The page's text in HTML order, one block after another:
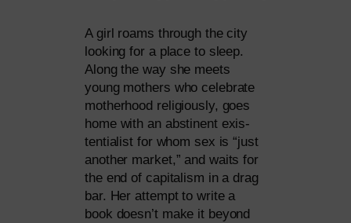
A girl roams through the city
loo­king for a place to sleep.
Along the way she meets
young mothers who cele­bra­te
mother­hood reli­gious­ly, goes
home with an abs­ti­nent exis­
ten­tia­list for whom sex is “just
ano­ther mar­ket,” and waits for
the end of capi­ta­lism in a drag
bar. Her attempt to wri­te a
book doesn’t make it bey­ond